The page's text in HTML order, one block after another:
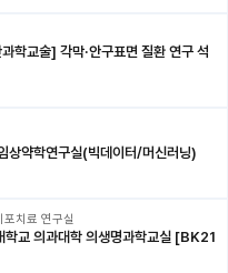
상약학연구실(빅데이터/머신러닝)
치료 연구실